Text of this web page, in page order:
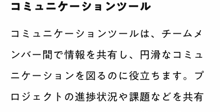
コミュニケーションツール
コミュニケーションツールは、チームメ
ンバー間で情報を共有し、円滑なコミュ
ニケーションを図るのに役立ちます。プ
ロジェクトの進捗状況や課題などを共有